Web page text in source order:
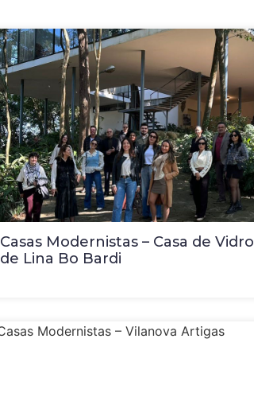
Casas Modernistas – Casa de Vidro
de Lina Bo Bardi